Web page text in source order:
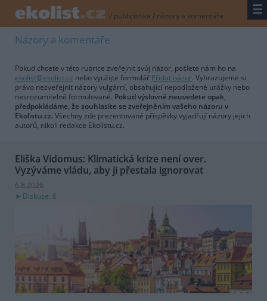
/ publicistika / názory a komentáře ☰
Názory a komentáře
Pokud chcete v této rubrice zveřejnit svůj názor, pošlete nám ho na
ekolist@ekolist.cz nebo využijte formulář Přidat názor. Vyhrazujeme si
právo nezveřejnit názory vulgární, obsahující nepodložené urážky nebo
nesrozumitelně formulované. Pokud výslovně neuvedete opak,
předpokládáme, že souhlasíte se zveřejněním vašeho názoru v
Ekolistu.cz. Všechny zde prezentované příspěvky vyjadřují názory jejich
autorů, nikoli redakce Ekolistu.cz.
Eliška Vidomus: Klimatická krize není over.
Vyzýváme vládu, aby ji přestala ignorovat
6.8.2026
Diskuse: 6